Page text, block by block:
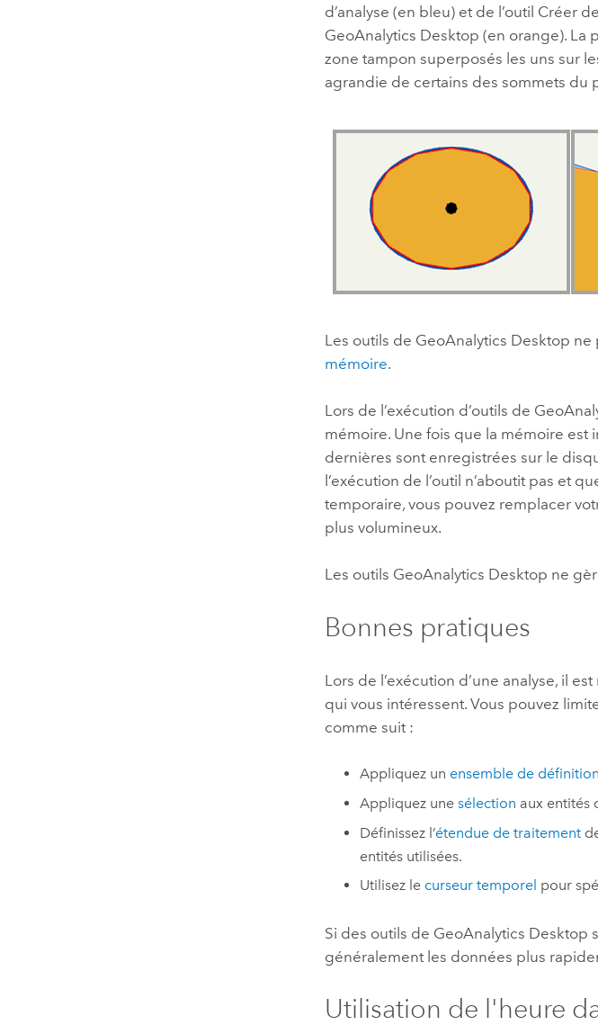
d’analyse (en bleu) et de l’outil Créer
GeoAnalytics Desktop (en orange).
zone tampon superposés les uns sur
agrandie de certains des sommets du
Les outils de GeoAnalytics Desktop ne
mémoire.
Lors de l’exécution d’outils de
mémoire. Une fois que la mémoire est
dernières sont enregistrées sur le
l’exécution de l’outil n’aboutit pas et
temporaire, vous pouvez remplacer
plus volumineux.
Les outils GeoAnalytics Desktop ne
Bonnes pratiques
Lors de l’exécution d’une analyse, il
qui vous intéressent. Vous pouvez
comme suit :
Appliquez un ensemble de définition
Appliquez une sélection aux entités
Définissez l’étendue de traitement
entités utilisées.
Utilisez le curseur temporel pour
Si des outils de GeoAnalytics
généralement les données plus
Utilisation de l'heure